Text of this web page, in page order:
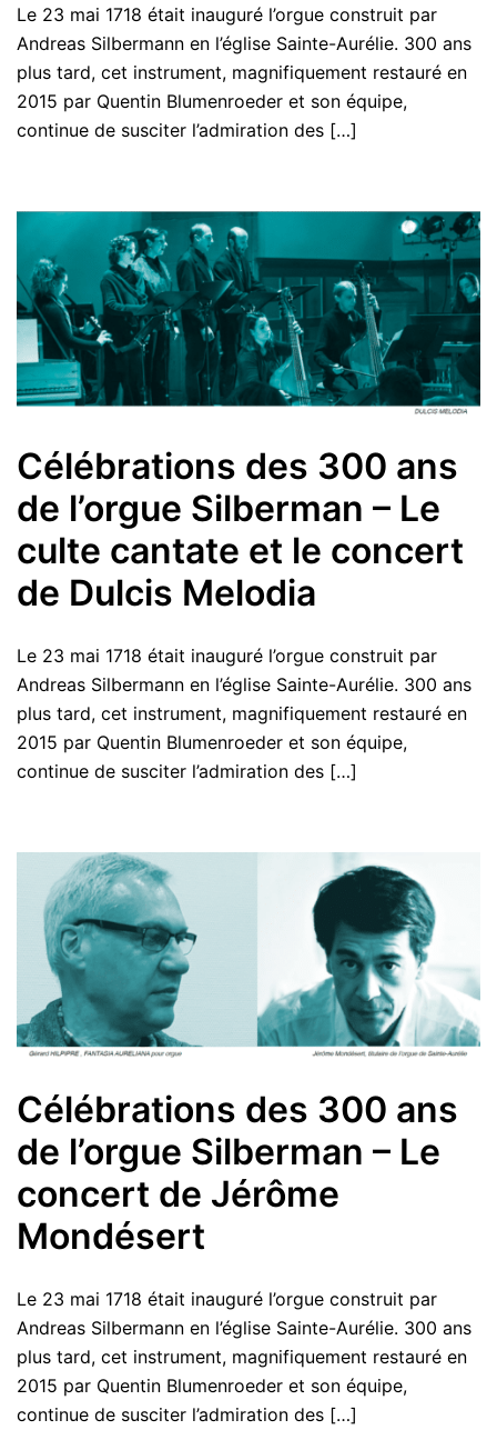
Le 23 mai 1718 était inauguré l’orgue construit par
Andreas Silbermann en l’église Sainte-Aurélie. 300 ans
plus tard, cet instrument, magnifiquement restauré en
2015 par Quentin Blumenroeder et son équipe,
continue de susciter l’admiration des […]
Célébrations des 300 ans
de l’orgue Silberman – Le
culte cantate et le concert
de Dulcis Melodia
Le 23 mai 1718 était inauguré l’orgue construit par
Andreas Silbermann en l’église Sainte-Aurélie. 300 ans
plus tard, cet instrument, magnifiquement restauré en
2015 par Quentin Blumenroeder et son équipe,
continue de susciter l’admiration des […]
Célébrations des 300 ans
de l’orgue Silberman – Le
concert de Jérôme
Mondésert
Le 23 mai 1718 était inauguré l’orgue construit par
Andreas Silbermann en l’église Sainte-Aurélie. 300 ans
plus tard, cet instrument, magnifiquement restauré en
2015 par Quentin Blumenroeder et son équipe,
continue de susciter l’admiration des […]